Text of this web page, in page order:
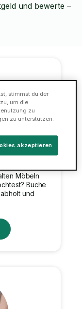
und bewerte –
Möbeln
Buche
und
stimmst du der
um die
zu
zu unterstützen.
akzeptieren